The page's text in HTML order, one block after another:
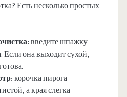
Есть несколько простых
введите шпажку
Если она выходит сухой,
корочка пирога
а края слегка